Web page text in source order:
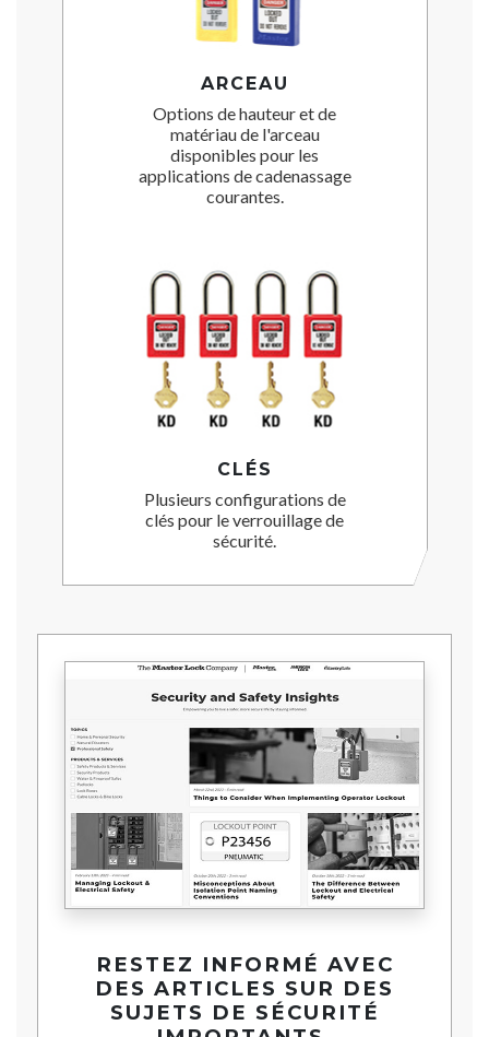
ARCEAU
Options de hauteur et de
matériau de l'arceau
disponibles pour les
applications de cadenassage
courantes.
CLÉS
Plusieurs configurations de
clés pour le verrouillage de
sécurité.
RESTEZ INFORMÉ AVEC
DES ARTICLES SUR DES
SUJETS DE SÉCURITÉ